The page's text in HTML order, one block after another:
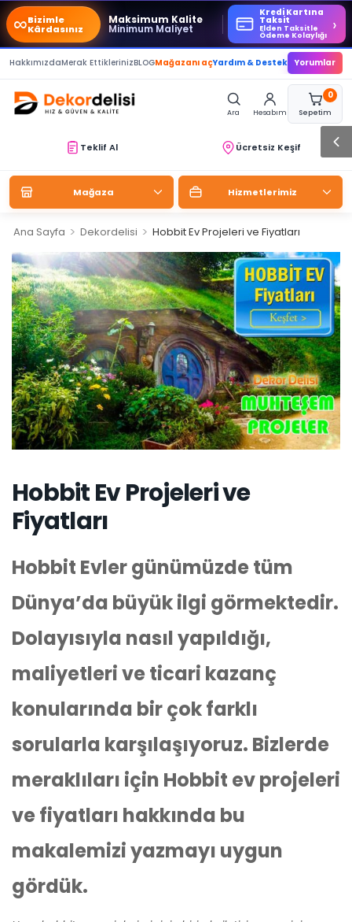
∞Bizimle
Kârdasınız
Maksimum Kalite
Minimum Maliyet
Kredi Kartına
Taksit
Elden Taksitle
Ödeme Kolaylığı
›
HakkımızdaMerak EttiklerinizBLOGMağazanı açYardım & Destek Yorumlar
Ara Hesabım
0
Sepetim
Teklif Al Ücretsiz Keşif
Mağaza Hizmetlerimiz
Ana Sayfa > Dekordelisi > Hobbit Ev Projeleri ve Fiyatları
Hobbit Ev Projeleri ve
Fiyatları
Hobbit Evler günümüzde tüm
Dünya’da büyük ilgi görmektedir.
Dolayısıyla nasıl yapıldığı,
maliyetleri ve ticari kazanç
konularında bir çok farklı
sorularla karşılaşıyoruz. Bizlerde
meraklıları için Hobbit ev projeleri
ve fiyatları hakkında bu
makalemizi yazmayı uygun
gördük.